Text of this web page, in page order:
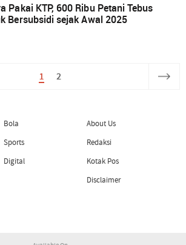
Pakai KTP, 600 Ribu Petani Tebus
Bersubsidi sejak Awal 2025
1 2
Bola
Sports
Digital
About Us
Redaksi
Kotak Pos
Disclaimer